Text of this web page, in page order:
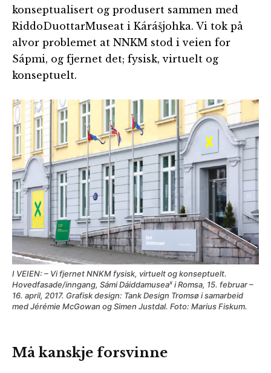
konseptualisert og produsert sammen med
RiddoDuottarMuseat i Kárášjohka. Vi tok på
alvor problemet at NNKM stod i veien for
Sápmi, og fjernet det; fysisk, virtuelt og
konseptuelt.
I VEIEN: – Vi fjernet NNKM fysisk, virtuelt og konseptuelt.
Hovedfasade/inngang, Sámi Dáiddamuseax i Romsa, 15. februar –
16. april, 2017. Grafisk design: Tank Design Tromsø i samarbeid
med Jérémie McGowan og Simen Justdal. Foto: Marius Fiskum.
Må kanskje forsvinne